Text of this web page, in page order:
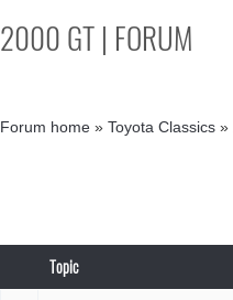
Supra
2000 GT | FORUM
Forum home » Toyota Classics »
Topic